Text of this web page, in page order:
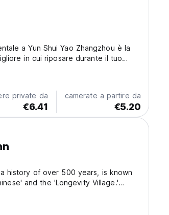
a Yun Shui Yao Zhangzhou è la
in cui riposare durante il tuo
private da
€6.41
camerate a partire da
€5.20
history of over 500 years, is known
and the 'Longevity Village.'
with picturesque...